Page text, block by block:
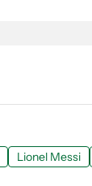
Lionel Messi